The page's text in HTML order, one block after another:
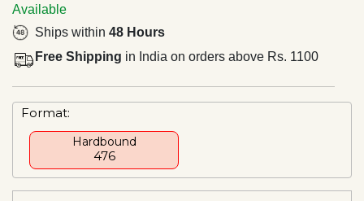
Available
Ships within 48 Hours
Free Shipping in India on orders above Rs. 1100
Format:
Hardbound
₹476